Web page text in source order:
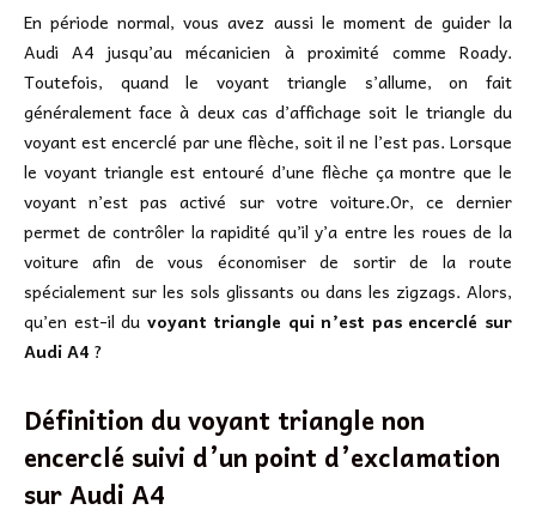
En période normal, vous avez aussi le moment de guider la
Audi A4 jusqu’au mécanicien à proximité comme Roady.
Toutefois, quand le voyant triangle s’allume, on fait
généralement face à deux cas d’affichage soit le triangle du
voyant est encerclé par une flèche, soit il ne l’est pas. Lorsque
le voyant triangle est entouré d’une flèche ça montre que le
voyant n’est pas activé sur votre voiture.Or, ce dernier
permet de contrôler la rapidité qu’il y’a entre les roues de la
voiture afin de vous économiser de sortir de la route
spécialement sur les sols glissants ou dans les zigzags. Alors,
qu’en est-il du voyant triangle qui n’est pas encerclé sur
Audi A4 ?
Définition du voyant triangle non
encerclé suivi d’un point d’exclamation
surAudi A4